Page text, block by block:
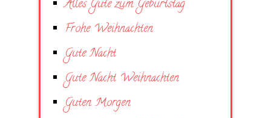
Alles Gute zum Geburtstag
Frohe Weihnachten
Gute Nacht
Gute Nacht Weihnachten
Guten Morgen